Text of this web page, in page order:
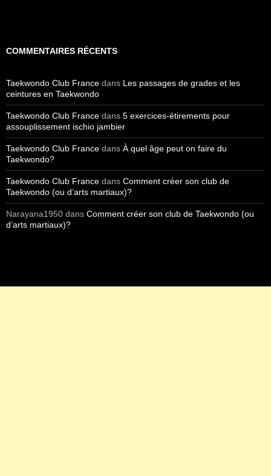
COMMENTAIRES RÉCENTS
Taekwondo Club France dans Les passages de grades et les
ceintures en Taekwondo
Taekwondo Club France dans 5 exercices-étirements pour
assouplissement ischio jambier
Taekwondo Club France dans À quel âge peut on faire du
Taekwondo?
Taekwondo Club France dans Comment créer son club de
Taekwondo (ou d’arts martiaux)?
Narayana1950 dans Comment créer son club de Taekwondo (ou
d’arts martiaux)?